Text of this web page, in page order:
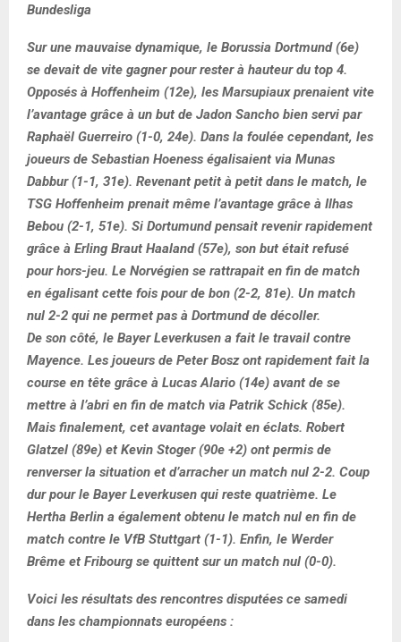
Bundesliga
Sur une mauvaise dynamique, le Borussia Dortmund (6e)
se devait de vite gagner pour rester à hauteur du top 4.
Opposés à Hoffenheim (12e), les Marsupiaux prenaient vite
l’avantage grâce à un but de Jadon Sancho bien servi par
Raphaël Guerreiro (1-0, 24e). Dans la foulée cependant, les
joueurs de Sebastian Hoeness égalisaient via Munas
Dabbur (1-1, 31e). Revenant petit à petit dans le match, le
TSG Hoffenheim prenait même l’avantage grâce à Ilhas
Bebou (2-1, 51e). Si Dortumund pensait revenir rapidement
grâce à Erling Braut Haaland (57e), son but était refusé
pour hors-jeu. Le Norvégien se rattrapait en fin de match
en égalisant cette fois pour de bon (2-2, 81e). Un match
nul 2-2 qui ne permet pas à Dortmund de décoller.
De son côté, le Bayer Leverkusen a fait le travail contre
Mayence. Les joueurs de Peter Bosz ont rapidement fait la
course en tête grâce à Lucas Alario (14e) avant de se
mettre à l’abri en fin de match via Patrik Schick (85e).
Mais finalement, cet avantage volait en éclats. Robert
Glatzel (89e) et Kevin Stoger (90e +2) ont permis de
renverser la situation et d’arracher un match nul 2-2. Coup
dur pour le Bayer Leverkusen qui reste quatrième. Le
Hertha Berlin a également obtenu le match nul en fin de
match contre le VfB Stuttgart (1-1). Enfin, le Werder
Brême et Fribourg se quittent sur un match nul (0-0).
Voici les résultats des rencontres disputées ce samedi
dans les championnats européens :